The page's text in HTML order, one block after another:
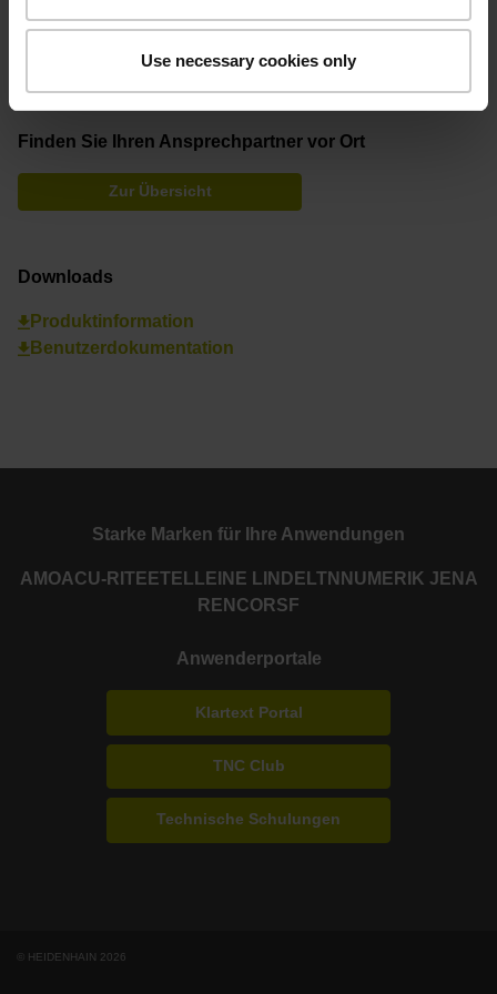
Use necessary cookies only
+49 8669 31-3132
hd@heidenhain.de
Finden Sie Ihren Ansprechpartner vor Ort
Zur Übersicht
Downloads
Produktinformation
Benutzerdokumentation
Starke Marken für Ihre Anwendungen
AMOACU-RITE ETEL LEINE LINDE LTN NUMERIK JENA
RENCORSF
Anwenderportale
Klartext Portal
TNC Club
Technische Schulungen
© HEIDENHAIN 2026